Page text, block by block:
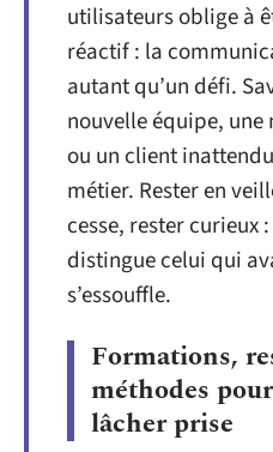
utilisateurs oblige à
réactif : la
autant qu’un défi.
nouvelle équipe,
ou un client
métier. Rester en
cesse, rester curieux
distingue celui qui
s’essouffle.
Formations,
méthodes
lâcher prise